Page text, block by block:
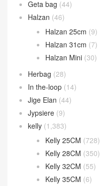
Constance 19CM
Constance 24CM
Constance 26CM
Constance Wallet
Evelyne(27)
Garden Party
Geta bag(44)
Halzan(46)
Halzan 25cm
Halzan 31cm
Halzan Mini (30)
Herbag(28)
In the-loop (14)
Jige Elan(44)